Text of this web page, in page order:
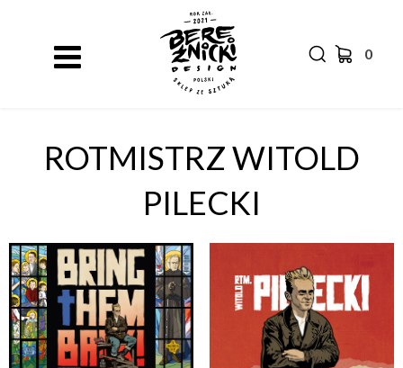
0
ROTMISTRZ WITOLD
PILECKI